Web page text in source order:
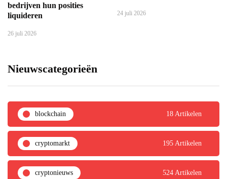
bedrijven hun posities
liquideren
26 juli 2026
24 juli 2026
Nieuwscategorieën
blockchain 18 Artikelen
cryptomarkt 195 Artikelen
cryptonieuws 524 Artikelen